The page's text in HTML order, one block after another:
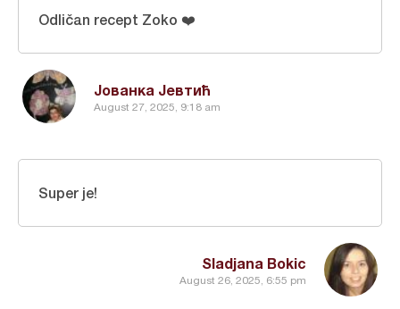
Јованка Јевтић
August 27, 2025, 9:18 am
Odličan recept Zoko ❤️
Sladjana Bokic
August 26, 2025, 6:55 pm
Super je!